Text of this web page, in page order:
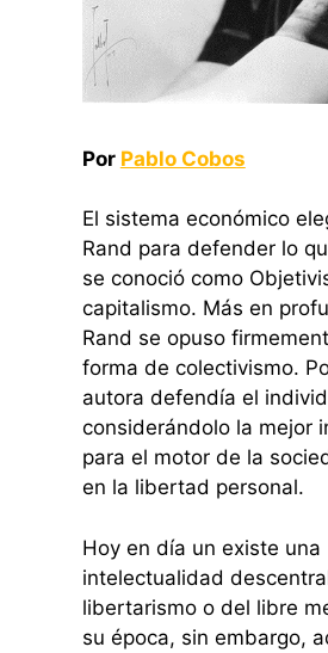
Por Pablo Cobos
El sistema económico
Rand para defender lo
se conoció como
capitalismo. Más en
Rand se opuso
forma de colectivismo.
autora defendía el
considerándolo la mejor
para el motor de la
en la libertad personal.
Hoy en día un existe una
intelectualidad
libertarismo o del libre
su época, sin embargo,